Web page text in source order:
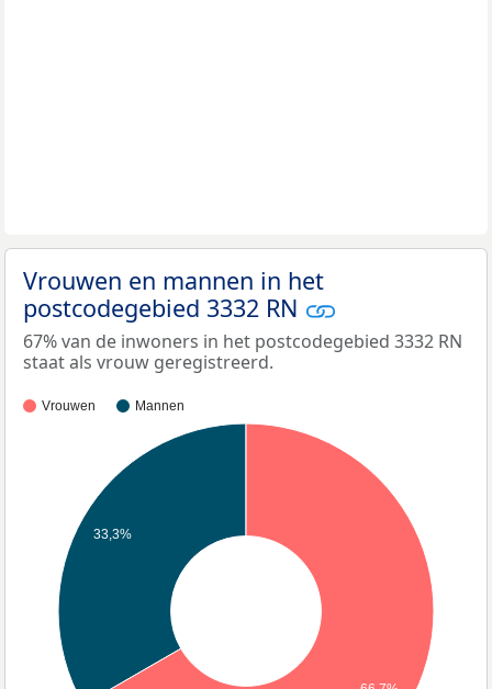
Vrouwen en mannen in het
postcodegebied 3332 RN
67% van de inwoners in het postcodegebied 3332 RN
staat als vrouw geregistreerd.
Vrouwen Mannen
33,3%